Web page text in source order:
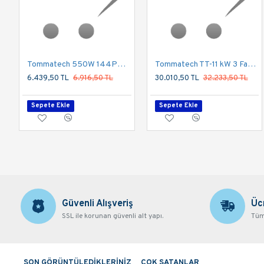
Tommatech 550W 144PMB10 Half Cut Multi Busbar Güneş Paneli
6.439,50 TL 6.916,50 TL
Sepete Ekle
Tommatech TT-11 kW 3 Faz Sulama Pompası İnvertörü 1000VDC
30.010,50 TL 32.233,50 TL
Sepete Ekle
Güvenli Alışveriş
SSL ile korunan güvenli alt yapı.